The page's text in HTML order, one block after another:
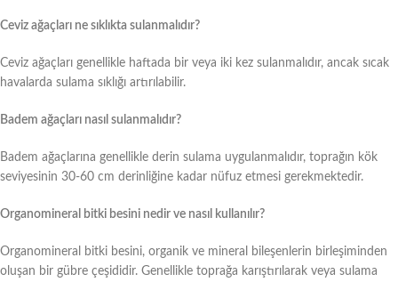
Ceviz ağaçları ne sıklıkta sulanmalıdır?
Ceviz ağaçları genellikle haftada bir veya iki kez sulanmalıdır, ancak sıcak
havalarda sulama sıklığı artırılabilir.
Badem ağaçları nasıl sulanmalıdır?
Badem ağaçlarına genellikle derin sulama uygulanmalıdır, toprağın kök
seviyesinin 30-60 cm derinliğine kadar nüfuz etmesi gerekmektedir.
Organomineral bitki besini nedir ve nasıl kullanılır?
Organomineral bitki besini, organik ve mineral bileşenlerin birleşiminden
oluşan bir gübre çeşididir. Genellikle toprağa karıştırılarak veya sulama